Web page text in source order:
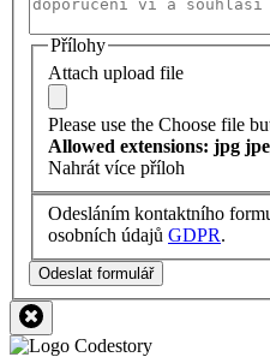
Přílohy
Attach upload file
Please use the Choose file
Allowed extensions: jpg
Nahrát více příloh
Odesláním kontaktního
osobních údajů GDPR.
Odeslat formulář